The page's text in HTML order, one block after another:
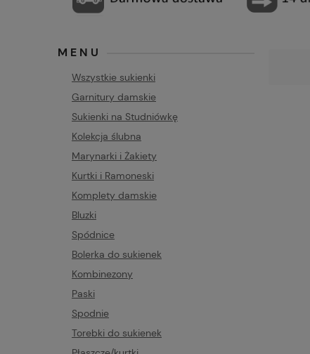
MENU
Wszystkie sukienki
Garnitury damskie
Sukienki na Studniówkę
Kolekcja ślubna
Marynarki i Żakiety
Kurtki i Ramoneski
Komplety damskie
Bluzki
Spódnice
Bolerka do sukienek
Kombinezony
Paski
Spodnie
Torebki do sukienek